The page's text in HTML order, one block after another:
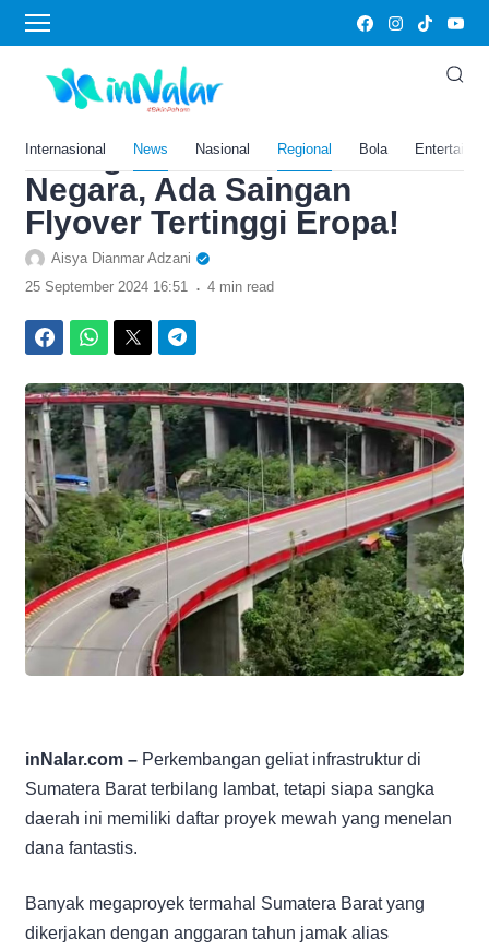
Internasional News Nasional Regional Bola
Home›News
5 Proyek Multiyears
Termahal Sumatera Barat
Paling Bikin Boncos
Negara, Ada Saingan
Flyover Tertinggi Eropa!
Aisya Dianmar Adzani
25 September 2024 16:51 . 4 min read
inNalar.com – Perkembangan geliat infrastruktur di
Sumatera Barat terbilang lambat, tetapi siapa sangka
daerah ini memiliki daftar proyek mewah yang menelan
dana fantastis.
Banyak megaproyek termahal Sumatera Barat yang
dikerjakan dengan anggaran tahun jamak alias